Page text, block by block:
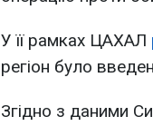
У її рамках ЦАХАЛ
регіон було
Згідно з даними